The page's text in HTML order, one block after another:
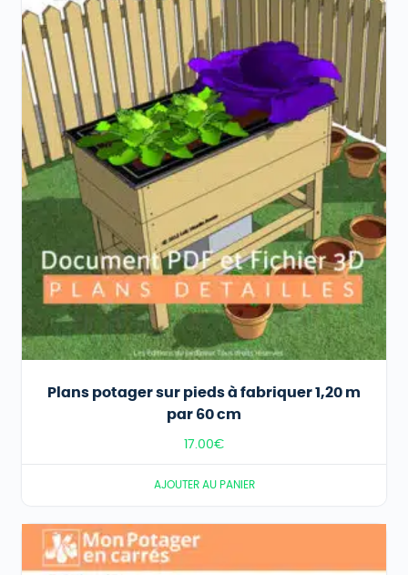
Plans potager sur pieds à fabriquer 1,20 m
par 60 cm
17.00€
AJOUTER AU PANIER